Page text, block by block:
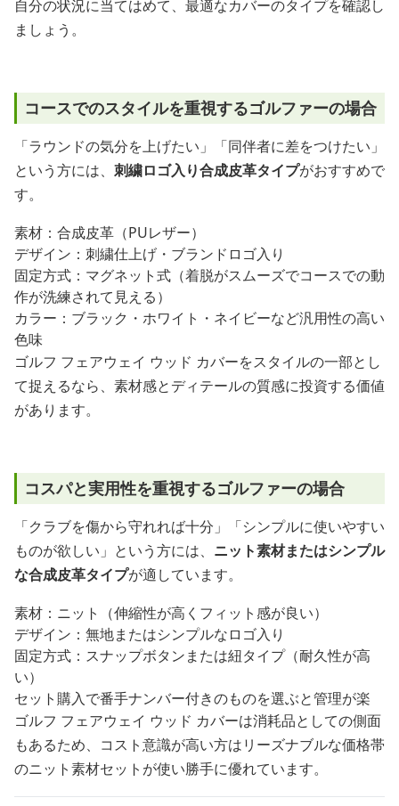
自分の状況に当てはめて、最適なカバーのタイプを確認し
ましょう。
コースでのスタイルを重視するゴルファーの場合
「ラウンドの気分を上げたい」「同伴者に差をつけたい」
という方には、 刺繍ロゴ入り合成皮革タイプがおすすめで
す。
素材：合成皮革（PUレザー）
デザイン：刺繍仕上げ・ブランドロゴ入り
固定方式：マグネット式（着脱がスムーズでコースでの動
作が洗練されて見える）
カラー：ブラック・ホワイト・ネイビーなど汎用性の高い
色味
ゴルフ フェアウェイ ウッド カバーをスタイルの一部とし
て捉えるなら、素材感とディテールの質感に投資する価値
があります。
コスパと実用性を重視するゴルファーの場合
「クラブを傷から守れれば十分」「シンプルに使いやすい
ものが欲しい」という方には、 ニット素材またはシンプル
な合成皮革タイプが適しています。
素材：ニット（伸縮性が高くフィット感が良い）
デザイン：無地またはシンプルなロゴ入り
固定方式：スナップボタンまたは紐タイプ（耐久性が高
い）
セット購入で番手ナンバー付きのものを選ぶと管理が楽
ゴルフ フェアウェイ ウッド カバーは消耗品としての側面
もあるため、コスト意識が高い方はリーズナブルな価格帯
のニット素材セットが使い勝手に優れています。